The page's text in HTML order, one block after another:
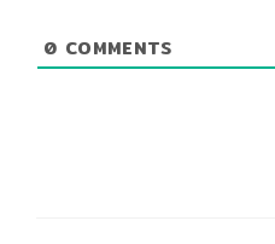
0 COMMENTS